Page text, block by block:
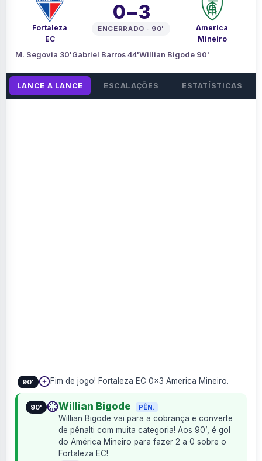
Fortaleza
EC
0 – 3
ENCERRADO · 90'
America
Mineiro
M. Segovia 30'Gabriel Barros 44'Willian Bigode 90'
LANCE A LANCE ESCALAÇÕES ESTATÍSTICAS
90' Fim de jogo! Fortaleza EC 0×3 America Mineiro.
90' Willian Bigode PÊN.
Willian Bigode vai para a cobrança e converte
de pênalti com muita categoria! Aos 90’, é gol
do América Mineiro para fazer 2 a 0 sobre o
Fortaleza EC!